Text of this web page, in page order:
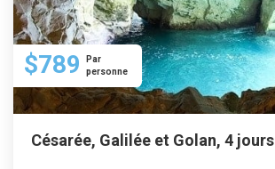
$789
Par
personne
Césarée, Galilée et Golan, 4 jours